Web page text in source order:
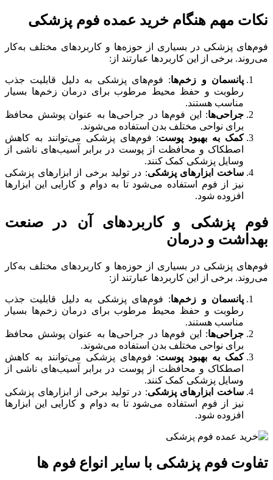
نکات مهم هنگام خرید عمده فوم پزشکی
فوم‌های پزشکی در بسیاری از حوزه‌ها و کاربردهای مختلف به‌کار
می‌روند. برخی از این کاربردها عبارتند از:
پانسمان و زخم‌ها: فوم‌های پزشکی به دلیل قابلیت جذب
رطوبت و حفظ محیط مرطوب برای درمان زخم‌ها بسیار
مناسب هستند.
جراحی‌ها: این فوم‌ها در جراحی‌ها به عنوان پوشش محافظ
برای نواحی مختلف بدن استفاده می‌شوند.
کمک به بهبود پوست: فوم‌های پزشکی می‌توانند به کاهش
اصطکاک و محافظت از پوست در برابر آسیب‌های ناشی از
وسایل پزشکی کمک کنند.
ساخت ابزارهای پزشکی: در تولید برخی از ابزارهای پزشکی
نیز از فوم استفاده می‌شود تا به دوام و کارایی این ابزارها
افزوده شود.
فوم پزشکی و کاربردهای آن در صنعت
بهداشت و درمان
فوم‌های پزشکی در بسیاری از حوزه‌ها و کاربردهای مختلف به‌کار
می‌روند. برخی از این کاربردها عبارتند از:
پانسمان و زخم‌ها: فوم‌های پزشکی به دلیل قابلیت جذب
رطوبت و حفظ محیط مرطوب برای درمان زخم‌ها بسیار
مناسب هستند.
جراحی‌ها: این فوم‌ها در جراحی‌ها به عنوان پوشش محافظ
برای نواحی مختلف بدن استفاده می‌شوند.
کمک به بهبود پوست: فوم‌های پزشکی می‌توانند به کاهش
اصطکاک و محافظت از پوست در برابر آسیب‌های ناشی از
وسایل پزشکی کمک کنند.
ساخت ابزارهای پزشکی: در تولید برخی از ابزارهای پزشکی
نیز از فوم استفاده می‌شود تا به دوام و کارایی این ابزارها
افزوده شود.
تفاوت فوم پزشکی با سایر انواع فوم ‌ها